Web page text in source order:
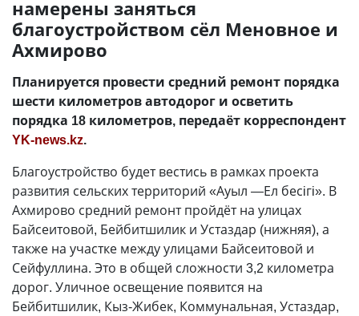
намерены заняться
благоустройством сёл Меновное и
Ахмирово
Планируется провести средний ремонт порядка
шести километров автодорог и осветить
порядка 18 километров, передаёт корреспондент
YK-news.kz.
Благоустройство будет вестись в рамках проекта
развития сельских территорий «Ауыл —Ел бесiгi». В
Ахмирово средний ремонт пройдёт на улицах
Байсеитовой, Бейбитшилик и Устаздар (нижняя), а
также на участке между улицами Байсеитовой и
Сейфуллина. Это в общей сложности 3,2 километра
дорог. Уличное освещение появится на
Бейбитшилик, Кыз-Жибек, Коммунальная, Устаздар,